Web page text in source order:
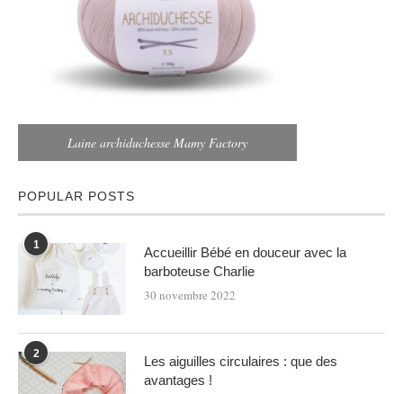
Laine archiduchesse Mamy Factory
POPULAR POSTS
1
Accueillir Bébé en douceur avec la
barboteuse Charlie
30 novembre 2022
2
Les aiguilles circulaires : que des
avantages !